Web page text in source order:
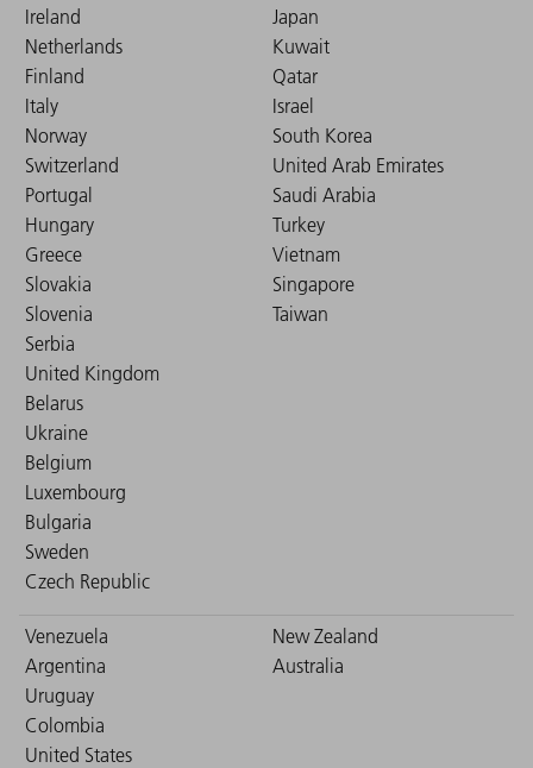
Ireland
Netherlands
Finland
Italy
Norway
Switzerland
Portugal
Hungary
Greece
Slovakia
Slovenia
Serbia
United Kingdom
Belarus
Ukraine
Belgium
Luxembourg
Bulgaria
Sweden
Czech Republic
Japan
Kuwait
Qatar
Israel
South Korea
United Arab Emirates
Saudi Arabia
Turkey
Vietnam
Singapore
Taiwan
Venezuela
Argentina
Uruguay
Colombia
United States
New Zealand
Australia